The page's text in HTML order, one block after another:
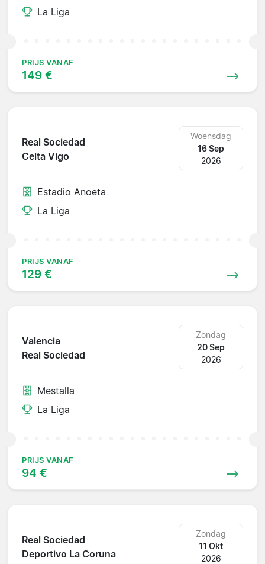
La Liga
PRIJS VANAF
149 €
Real Sociedad
Celta Vigo
Woensdag
16 Sep
2026
Estadio Anoeta
La Liga
PRIJS VANAF
129 €
Valencia
Real Sociedad
Zondag
20 Sep
2026
Mestalla
La Liga
PRIJS VANAF
94 €
Real Sociedad
Deportivo La Coruna
Zondag
11 Okt
2026